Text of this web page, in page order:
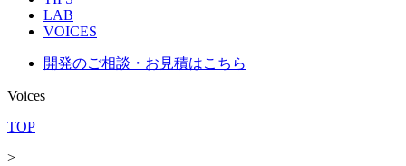
LAB
VOICES
開発のご相談・お見積はこちら
Voices
TOP
>